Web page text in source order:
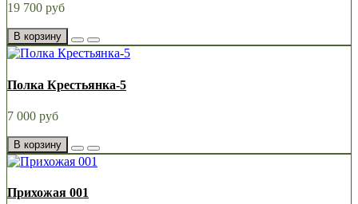
19 700 руб
В корзину
Полка Крестьянка-5
7 000 руб
В корзину
Прихожая 001